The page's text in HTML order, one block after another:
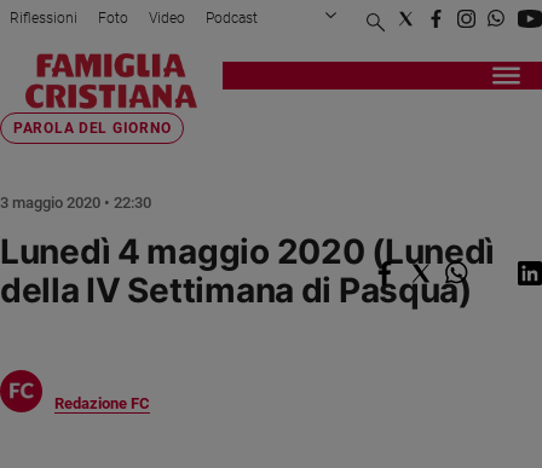
Attualità
Italia
Economia
Legalità
e
Interviste
Riflessioni Foto Video Podcast
Privacy Policy Chi siamo
Registrati Redazione
Home page> Fede e spiritualità
PAROLA DEL GIORNO
Lunedì 4 maggio 2020 (Lunedì
della IV Settimana di Pasqua)
Redazione FC
3 maggio 2020 • 22:30